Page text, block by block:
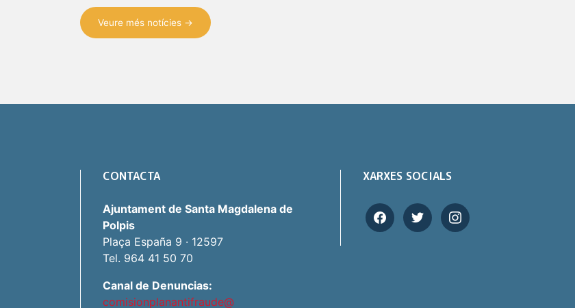
Veure més notícies →
CONTACTA
Ajuntament de Santa Magdalena de
Polpis
Plaça España 9 · 12597
Tel. 964 41 50 70
Canal de Denuncias:
comisionplanantifraude@
XARXES SOCIALS
facebooktwitter instagram